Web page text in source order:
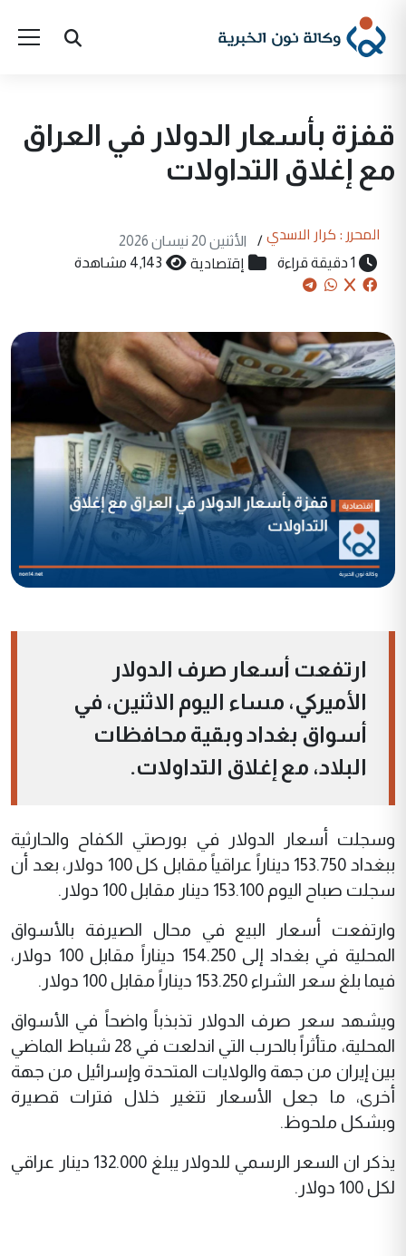
قفزة بأسعار الدولار في العراق
مع إغلاق التداولات
المحرر : كرار الاسدي /
الأثنين 20 نيسان 2026
1 دقيقة قراءة
إقتصادية 4,143 مشاهدة
ارتفعت أسعار صرف الدولار
الأميركي، مساء اليوم الاثنين، في
أسواق بغداد وبقية محافظات
البلاد، مع إغلاق التداولات.
وسجلت أسعار الدولار في بورصتي الكفاح والحارثية
ببغداد 153.750 ديناراً عراقياً مقابل كل 100 دولار، بعد أن
سجلت صباح اليوم 153.100 دينار مقابل 100 دولار.
وارتفعت أسعار البيع في محال الصيرفة بالأسواق
المحلية في بغداد إلى 154.250 ديناراً مقابل 100 دولار،
فيما بلغ سعر الشراء 153.250 ديناراً مقابل 100 دولار.
ويشهد سعر صرف الدولار تذبذباً واضحاً في الأسواق
المحلية، متأثراً بالحرب التي اندلعت في 28 شباط الماضي
بين إيران من جهة والولايات المتحدة وإسرائيل من جهة
أخرى، ما جعل الأسعار تتغير خلال فترات قصيرة
وبشكل ملحوظ.
يذكر ان السعر الرسمي للدولار يبلغ 132.000 دينار عراقي
لكل 100 دولار.